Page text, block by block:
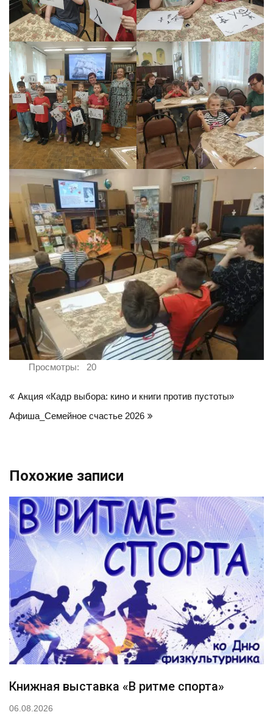
Просмотры: 20
по
Акция «Кадр выбора: кино и книги против пустоты»
Афиша_Семейное счастье 2026
Похожие записи
Книжная выставка «В ритме спорта»
06.08.2026